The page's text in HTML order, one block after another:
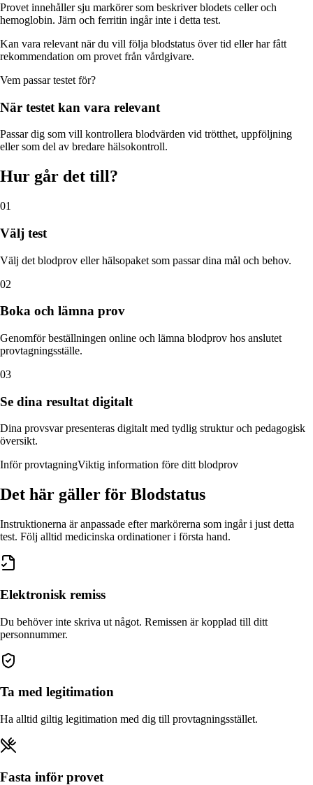
Provet innehåller sju markörer som beskriver blodets celler och
hemoglobin. Järn och ferritin ingår inte i detta test.
Kan vara relevant när du vill följa blodstatus över tid eller har fått
rekommendation om provet från vårdgivare.
Vem passartestet för?
När testet kan vara relevant
Passar dig som vill kontrollera blodvärden vid trötthet, uppföljning
eller som del av bredare hälsokontroll.
Hur går det till?
01
Välj test
Välj det blodprov eller hälsopaket som passar dina mål och behov.
02
Boka och lämna prov
Genomför beställningen online och lämna blodprov hos anslutet
provtagningsställe.
03
Se dina resultat digitalt
Dina provsvar presenteras digitalt med tydlig struktur och pedagogisk
översikt.
Inför provtagningViktig information före ditt blodprov
Det här gäller för Blodstatus
Instruktionerna är anpassade efter markörerna som ingår i just detta
test. Följ alltid medicinska ordinationer i första hand.
Elektronisk remiss
Du behöver inte skriva ut något. Remissen är kopplad till ditt
personnummer.
Ta med legitimation
Ha alltid giltig legitimation med dig till provtagningsstället.
Fasta inför provet